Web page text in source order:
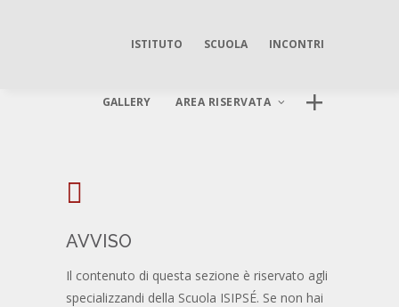
ISTITUTO SCUOLA INCONTRI
GALLERY AREA RISERVATA
AVVISO
Il contenuto di questa sezione è riservato agli
specializzandi della Scuola ISIPSÉ. Se non hai